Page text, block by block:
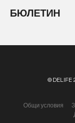
БЮЛЕТИН
Общи условия
© DELIFE